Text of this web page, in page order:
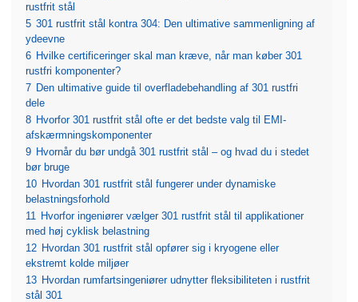
rustfrit stål
5 301 rustfrit stål kontra 304: Den ultimative sammenligning af
ydeevne
6 Hvilke certificeringer skal man kræve, når man køber 301
rustfri komponenter?
7 Den ultimative guide til overfladebehandling af 301 rustfri
dele
8 Hvorfor 301 rustfrit stål ofte er det bedste valg til EMI-
afskærmningskomponenter
9 Hvornår du bør undgå 301 rustfrit stål – og hvad du i stedet
bør bruge
10 Hvordan 301 rustfrit stål fungerer under dynamiske
belastningsforhold
11
Hvorfor ingeniører vælger 301 rustfrit stål til applikationer
med høj cyklisk belastning
12 Hvordan 301 rustfrit stål opfører sig i kryogene eller
ekstremt kolde miljøer
13 Hvordan rumfartsingeniører udnytter fleksibiliteten i rustfrit
stål 301